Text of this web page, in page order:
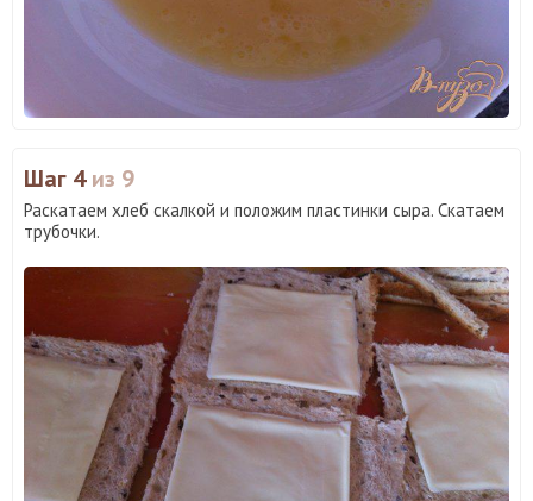
Шаг 4из 9
Раскатаем хлеб скалкой и положим пластинки сыра. Скатаем
трубочки.